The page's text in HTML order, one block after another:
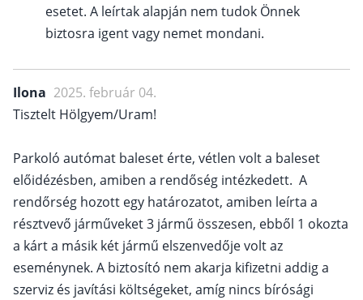
esetet. A leírtak alapján nem tudok Önnek
biztosra igent vagy nemet mondani.
Ilona 2025. február 04.
Tisztelt Hölgyem/Uram!
Parkoló autómat baleset érte, vétlen volt a baleset
előidézésben, amiben a rendőség intézkedett. A
rendőrség hozott egy határozatot, amiben leírta a
résztvevő járműveket 3 jármű összesen, ebből 1 okozta
a kárt a másik két jármű elszenvedője volt az
eseménynek. A biztosító nem akarja kifizetni addig a
szerviz és javítási költségeket, amíg nincs bírósági